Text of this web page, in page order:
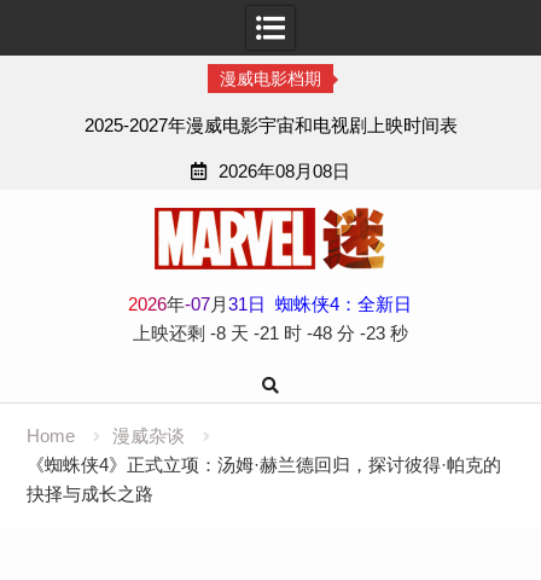
漫威电影档期
2025-2027年漫威电影宇宙和电视剧上映时间表
2026年08月08日
2026年-07月31日
蜘蛛侠4：全新日
上映还剩 -8 天 -21 时 -48 分 -23 秒
Home
漫威杂谈
《蜘蛛侠4》正式立项：汤姆·赫兰德回归，探讨彼得·帕克的
抉择与成长之路